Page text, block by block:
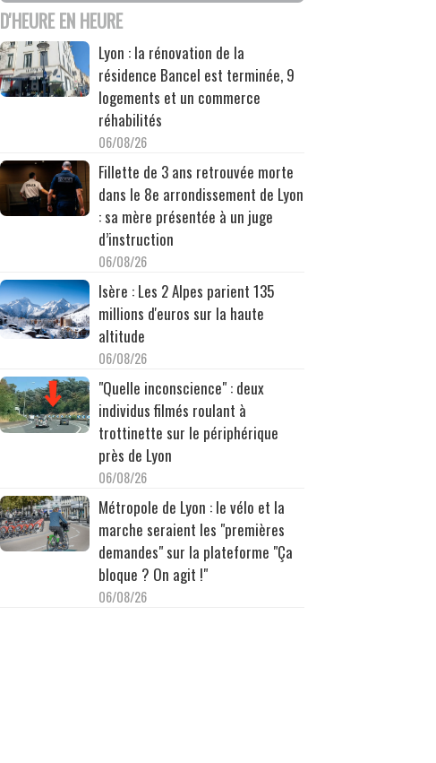
D'HEURE EN HEURE
Lyon : la rénovation de la
résidence Bancel est terminée, 9
logements et un commerce
réhabilités
06/08/26
Fillette de 3 ans retrouvée morte
dans le 8e arrondissement de Lyon
: sa mère présentée à un juge
d’instruction
06/08/26
Isère : Les 2 Alpes parient 135
millions d'euros sur la haute
altitude
06/08/26
"Quelle inconscience" : deux
individus filmés roulant à
trottinette sur le périphérique
près de Lyon
06/08/26
Métropole de Lyon : le vélo et la
marche seraient les "premières
demandes" sur la plateforme "Ça
bloque ? On agit !"
06/08/26